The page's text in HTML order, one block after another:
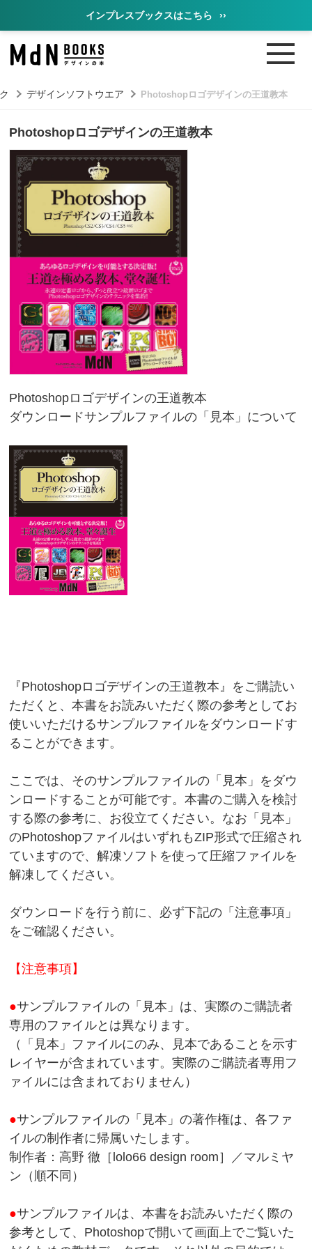
インプレスブックスはこちら ››
デザインソフトウエア Photoshopロゴデザインの王道教本
Photoshopロゴデザインの王道教本
Photoshopロゴデザインの王道教本
ダウンロードサンプルファイルの「見本」について
『Photoshopロゴデザインの王道教本』をご購読い
ただくと、本書をお読みいただく際の参考としてお
使いいただけるサンプルファイルをダウンロードす
ることができます。
ここでは、そのサンプルファイルの「見本」をダウ
ンロードすることが可能です。本書のご購入を検討
する際の参考に、お役立てください。なお「見本」
のPhotoshopファイルはいずれもZIP形式で圧縮され
ていますので、解凍ソフトを使って圧縮ファイルを
解凍してください。
ダウンロードを行う前に、必ず下記の「注意事項」
をご確認ください。
【注意事項】
●サンプルファイルの「見本」は、実際のご購読者
専用のファイルとは異なります。
（「見本」ファイルにのみ、見本であることを示す
レイヤーが含まれています。実際のご購読者専用フ
ァイルには含まれておりません）
●サンプルファイルの「見本」の著作権は、各ファ
イルの制作者に帰属いたします。
制作者：高野 徹［lolo66 design room］／マルミヤ
ン（順不同）
●サンプルファイルは、本書をお読みいただく際の
参考として、Photoshopで開いて画面上でご覧いた